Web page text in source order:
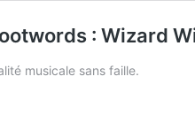
: Wizard
musicale sans faille.